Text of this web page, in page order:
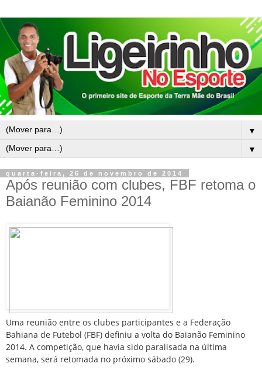
▼
▼
quarta-feira, 26 de novembro de 2014
Após reunião com clubes, FBF retoma o
Baianão Feminino 2014
Uma reunião entre os clubes participantes e a Federação
Bahiana de Futebol (FBF) definiu a volta do Baianão Feminino
2014. A competição, que havia sido paralisada na última
semana, será retomada no próximo sábado (29).